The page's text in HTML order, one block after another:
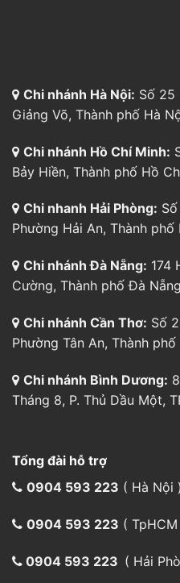
Chi nhánh Hà Nội: Số 25
Giảng Võ, Thành phố Hà
Chi nhánh Hồ Chí Minh:
Bảy Hiền, Thành phố Hồ
Chi nhanh Hải Phòng:
Phường Hải An, Thành phố
Chi nhánh Đà Nẵng: 174
Cường, Thành phố Đà Nẵng
Chi nhánh Cần Thơ: Số
Phường Tân An, Thành
Chi nhánh Bình Dương:
Tháng 8, P. Thủ Dầu Một,
Tổng đài hỗ trợ
0904 593 223 ( Hà Nội )
0904 593 223 ( TpHCM
0904 593 223 ( Hải